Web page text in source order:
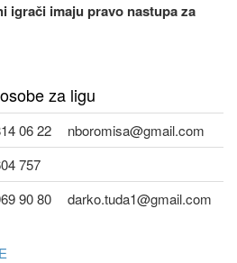
igrači imaju pravo nastupa za
za ligu
06 22
nboromisa@gmail.com
757
90 80 darko.tuda1@gmail.com